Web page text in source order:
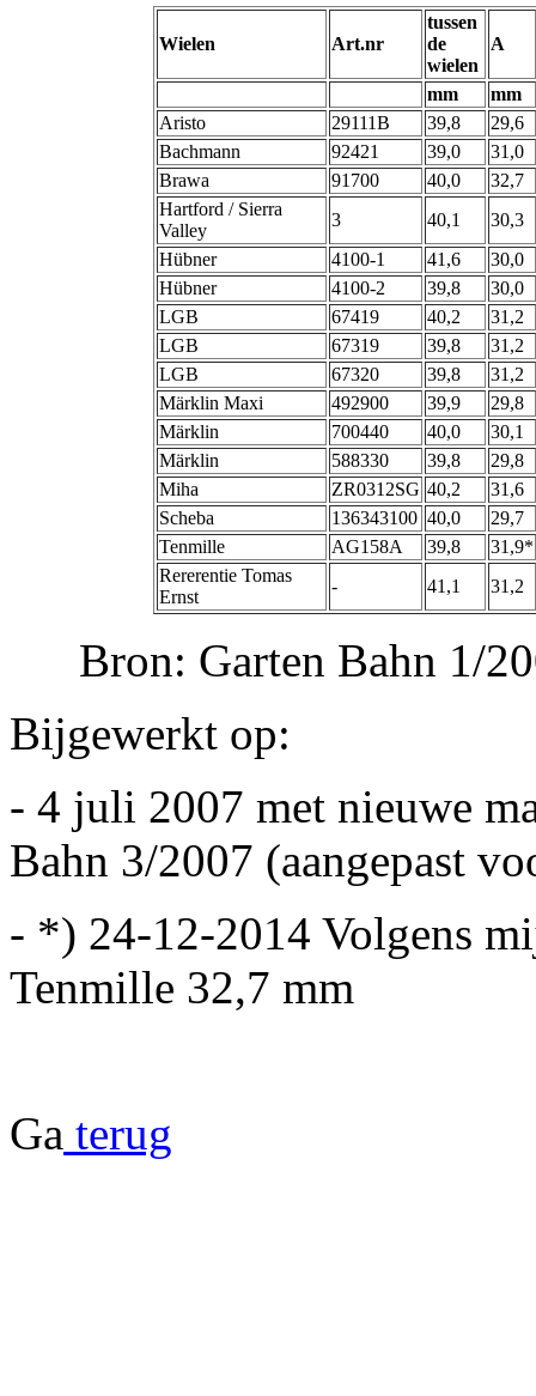
Wielen Art.nr
tussen
de
wielen
A
mm
mm
Aristo
29111B 39,8
29,6
Bachmann
92421 39,0
31,0
Brawa
91700 40,0
32,7
Hartford / Sierra
Valley
3 40,1
30,3
Hübner
4100-1 41,6
30,0
Hübner
4100-2 39,8
30,0
LGB
67419 40,2
31,2
LGB
67319 39,8
31,2
LGB
67320 39,8
31,2
Märklin Maxi
492900 39,9
29,8
Märklin
700440 40,0
30,1
Märklin
588330 39,8
29,8
Miha
ZR0312SG 40,2
31,6
Scheba
136343100 40,0
29,7
Tenmille
AG158A 39,8
31,9*
Rererentie Tomas
Ernst
- 41,1 31,2
Bron: Garten Bahn 1/
Bijgewerkt op:
- 4 juli 2007 met nieuwe
Bahn 3/2007 (aangepast
- *) 24-12-2014 Volgens
Tenmille 32,7 mm
Ga terug